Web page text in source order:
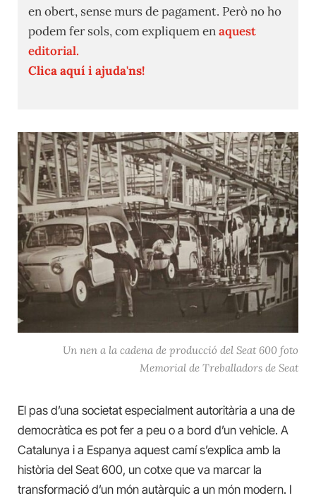
en obert, sense murs de pagament. Però no ho
podem fer sols, com expliquem enaquest
editorial.
Clica aquí i ajuda'ns!
Un nen a la cadena de producció del Seat 600 foto
Memorial de Treballadors de Seat
El pas d’una societat especialment autoritària a una de
democràtica es pot fer a peu o a bord d’un vehicle. A
Catalunya i a Espanya aquest camí s’explica amb la
història del Seat 600, un cotxe que va marcar la
transformació d’un món autàrquic a un món modern. I